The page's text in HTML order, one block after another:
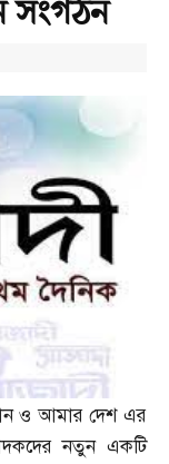
সংগঠন
ও আমার দেশ এর
নতুন একটি